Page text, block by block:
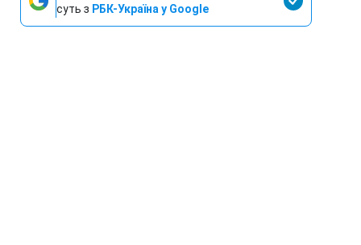
суть з РБК-Україна у Google